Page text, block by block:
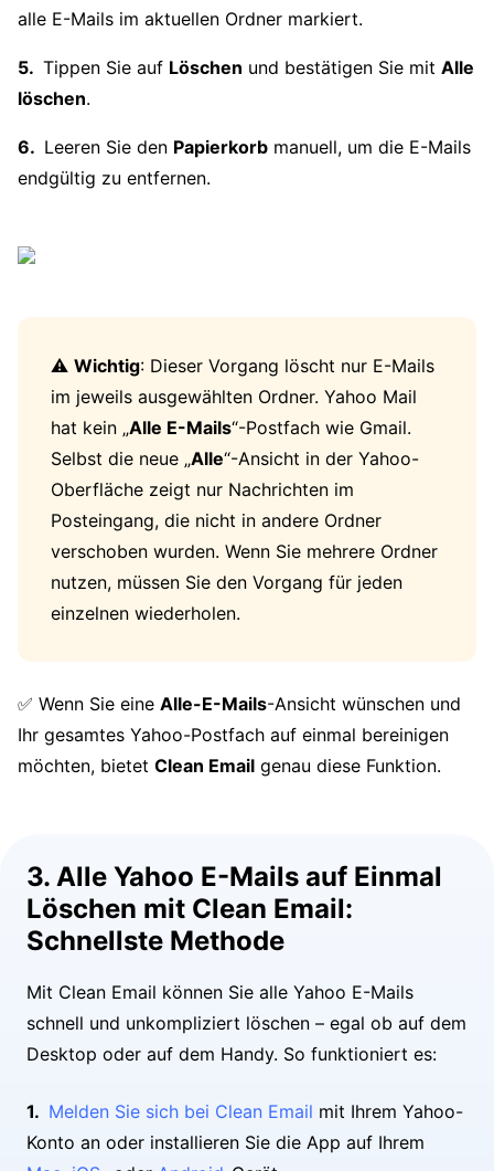
alle E-Mails im aktuellen Ordner markiert.
Tippen Sie auf Löschen und bestätigen Sie mit Alle
löschen.
Leeren Sie den Papierkorb manuell, um die E-Mails
endgültig zu entfernen.
⚠️ Wichtig: Dieser Vorgang löscht nur E-Mails
im jeweils ausgewählten Ordner. Yahoo Mail
hat kein „Alle E-Mails“-Postfach wie Gmail.
Selbst die neue „Alle“-Ansicht in der Yahoo-
Oberfläche zeigt nur Nachrichten im
Posteingang, die nicht in andere Ordner
verschoben wurden. Wenn Sie mehrere Ordner
nutzen, müssen Sie den Vorgang für jeden
einzelnen wiederholen.
✅ Wenn Sie eine Alle-E-Mails-Ansicht wünschen und
Ihr gesamtes Yahoo-Postfach auf einmal bereinigen
möchten, bietet Clean Email genau diese Funktion.
3. Alle Yahoo E-Mails auf Einmal
Löschen mit Clean Email:
Schnellste Methode
Mit Clean Email können Sie alle Yahoo E-Mails
schnell und unkompliziert löschen – egal ob auf dem
Desktop oder auf dem Handy. So funktioniert es:
Melden Sie sich bei Clean Email mit Ihrem Yahoo-
Konto an oder installieren Sie die App auf Ihrem